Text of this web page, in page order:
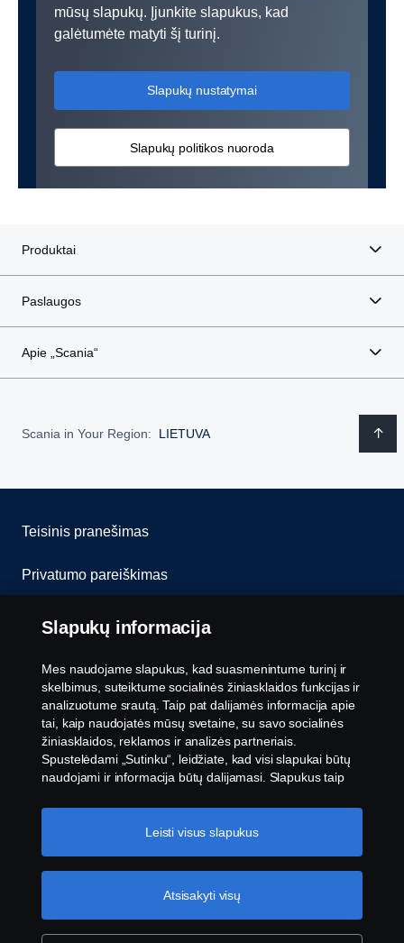
mūsų slapukų. Įjunkite slapukus, kad
galėtumėte matyti šį turinį.
Slapukų nustatymai
Slapukų politikos nuoroda
Produktai
Paslaugos
Apie „Scania“
Scania in Your Region: LIETUVA
Teisinis pranešimas
Privatumo pareiškimas
Slapukai
Susisiekite su mumis
Pranešimų teikimas
Slapukų nustatymai
© „Scania 2026“ visos teisės saugomos. „Scania
CV AB“ (publ), SE-151 87 Sioderteljė, Švedija, tel.:
+46-8-55 38 10 00, faksas: +46-8-55 38 10 37.
Slapukų informacija
Mes naudojame slapukus, kad suasmenintume turinį ir
skelbimus, suteiktume socialinės žiniasklaidos funkcijas ir
analizuotume srautą. Taip pat dalijamės informacija apie
tai, kaip naudojatės mūsų svetaine, su savo socialinės
žiniasklaidos, reklamos ir analizės partneriais.
Spustelėdami „Sutinku“, leidžiate, kad visi slapukai būtų
naudojami ir informacija būtų dalijamasi. Slapukus taip
pasirinkę norimas priimti kategorijas. Norėdami sužinoti
daugiau, kaip naudojame slapukus, apsilankykite mūsų
Atsisakyti visų
Leisti visus slapukus